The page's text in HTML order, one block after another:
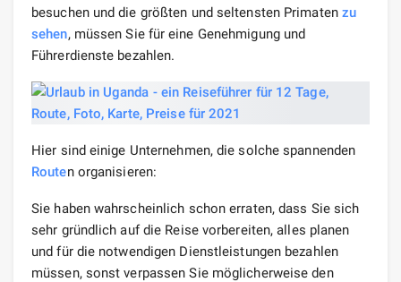
besuchen und die größten und seltensten Primaten zu
sehen, müssen Sie für eine Genehmigung und
Führerdienste bezahlen.
Hier sind einige Unternehmen, die solche spannenden
Routen organisieren:
Sie haben wahrscheinlich schon erraten, dass Sie sich
sehr gründlich auf die Reise vorbereiten, alles planen
und für die notwendigen Dienstleistungen bezahlen
müssen, sonst verpassen Sie möglicherweise den